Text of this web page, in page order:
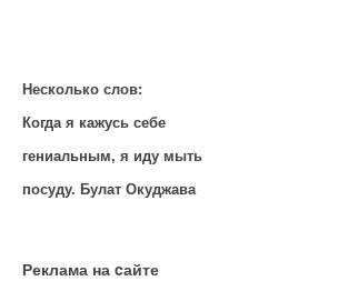
Несколько слов:
Когда я кажусь себе
гениальным, я иду мыть
посуду. Булат Окуджава
Реклама на cайте